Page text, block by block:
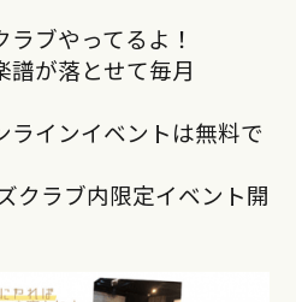
ブやってるよ！
譜が落とせて毎月
ラインイベントは無料で
クラブ内限定イベント開